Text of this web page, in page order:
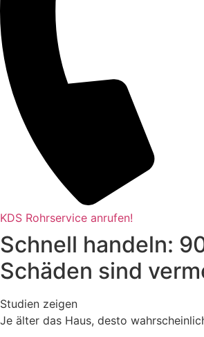
KDS Rohrservice anrufen!
Schnell handeln:
Schäden sind
Studien zeigen
Je älter das Haus, desto